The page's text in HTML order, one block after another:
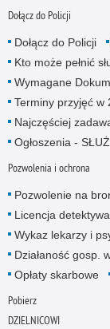
Dołącz do Policji
Dołącz do Policji
Kto może pełnić
Wymagane
Terminy przyjęć w
Najczęściej
Ogłoszenia -
Pozwolenia i ochrona
Pozwolenie na
Licencja
Wykaz lekarzy i
Działaność gosp.
Opłaty skarbowe
Pobierz
DZIELNICOWI